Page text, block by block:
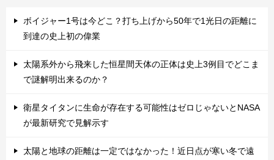
ボイジャー1号は今どこ？打ち上げから50年で1光日の距離に
到達の史上初の偉業
太陽系外から飛来した恒星間天体の正体は史上3例目でどこま
で謎解明出来るのか？
衛星タイタンに生命が存在する可能性はゼロじゃないとNASA
が最新研究で見解示す
太陽と地球の距離は一定ではなかった！近日点が寒い冬で遠